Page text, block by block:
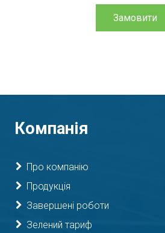
Замовити
Компанія
Про компанію
Продукція
Завершені роботи
Зелений тариф